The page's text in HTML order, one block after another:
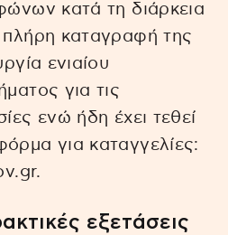
κατά τη διάρκεια
καταγραφή της
ενιαίου
για τις
ενώ ήδη έχει τεθεί
για καταγγελίες:
εξετάσεις